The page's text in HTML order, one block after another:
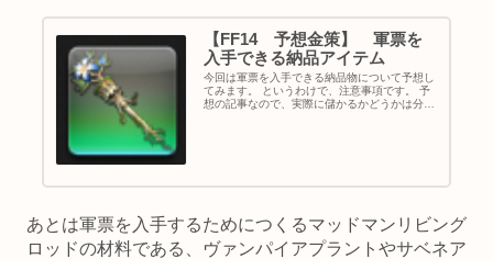
【FF14 予想金策】 軍票を
入手できる納品アイテム
今回は軍票を入手できる納品物について予想し
てみます。 というわけで、注意事項です。 予
想の記事なので、実際に儲かるかどうかは分か
あとは軍票を入手するためにつくるマッドマンリビング
ロッドの材料である、ヴァンパイアプラントやサベネア